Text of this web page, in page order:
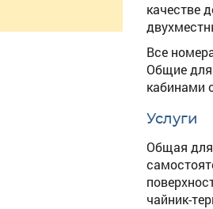
качестве
Все
Общие для
кабинами
Услуги
Общая для
чайник-